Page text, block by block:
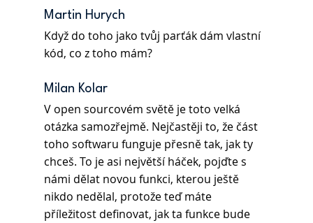
Martin Hurych
Když do toho jako tvůj parťák dám vlastní
kód, co z toho mám?
Milan Kolar
V open sourcovém světě je toto velká
otázka samozřejmě. Nejčastěji to, že část
toho softwaru funguje přesně tak, jak ty
chceš. To je asi největší háček, pojďte s
námi dělat novou funkci, kterou ještě
nikdo nedělal, protože teď máte
příležitost definovat, jak ta funkce bude